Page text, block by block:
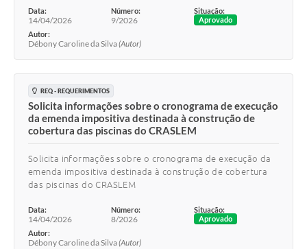
Data:
14/04/2026
Número:
9/2026
Situação:
Aprovado
Autor:
Débony Caroline da Silva(Autor)
REQ - REQUERIMENTOS
Solicita informações sobre o cronograma de execução
da emenda impositiva destinada à construção de
cobertura das piscinas do CRASLEM
Solicita informações sobre o cronograma de execução da
emenda impositiva destinada à construção de cobertura
das piscinas do CRASLEM
Data:
14/04/2026
Número:
8/2026
Situação:
Aprovado
Autor:
Débony Caroline da Silva(Autor)